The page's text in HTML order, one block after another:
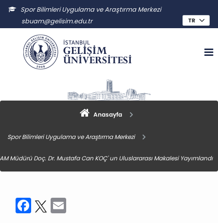
Spor Bilimleri Uygulama ve Araştırma Merkezi
sbuam@gelisim.edu.tr
Anasayfa
Spor Bilimleri Uygulama ve Araştırma Merkezi
Müdürü Doç. Dr. Mustafa Can KOÇ' un Uluslararası Makalesi Yayımlandı
Facebook
Twitter